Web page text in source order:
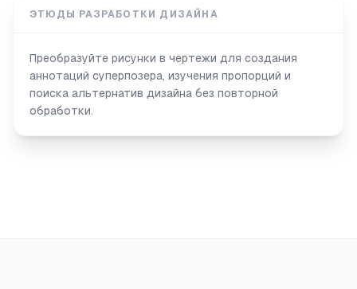
ЭТЮДЫ РАЗРАБОТКИ ДИЗАЙНА
Преобразуйте рисунки в чертежи для создания
аннотаций суперпозера, изучения пропорций и
поиска альтернатив дизайна без повторной
обработки.